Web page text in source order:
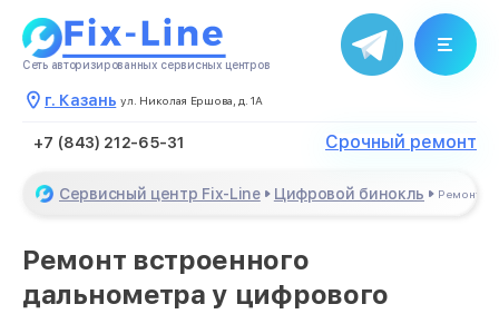
Сеть авторизированных сервисных центров
г. Казань ул. Николая Ершова, д. 1А
+7 (843) 212-65-31 Срочный ремонт
Сервисный центр Fix-Line Цифровой бинокль Ремонт
Ремонт встроенного
дальнометра у цифрового